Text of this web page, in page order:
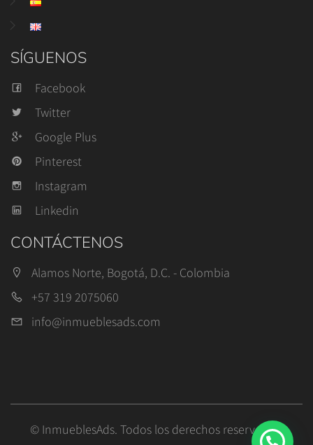
SÍGUENOS
Facebook
Twitter
Google Plus
Pinterest
Instagram
Linkedin
CONTÁCTENOS
Alamos Norte, Bogotá, D.C. - Colombia
+57 319 2075060
info@inmueblesads.com
© InmueblesAds. Todos los derechos reservados.